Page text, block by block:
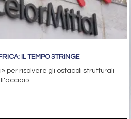
IL TEMPO STRINGE
per risolvere gli ostacoli strutturali